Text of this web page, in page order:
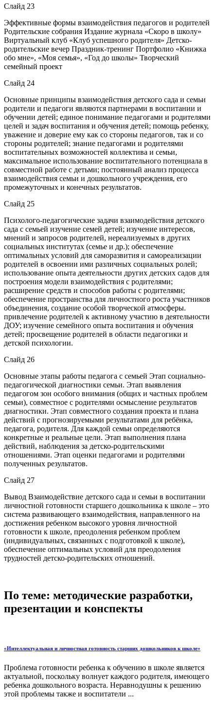
Слайд 23
Эффективные формы взаимодействия педагогов и родителей
Родительские собрания Издание журнала «Скоро в школу»
Виртуальный клуб «Клуб успешного родителя» Детско-
родительские вечер Праздник-тренинг Портфолио «Книжка
обо мне», «Моя семья», «Год до школы» Творческий
семейный проект
Слайд 24
Основные принципы взаимодействия детского сада и семьи
родители и педагоги являются партнерами в воспитании и
обучении детей; единое понимание педагогами и родителями
целей и задач воспитания и обучения детей; помощь ребенку,
уважение и доверие ему как со стороны педагогов, так и со
стороны родителей; знание педагогами и родителями
воспитательных возможностей коллектива и семьи,
максимальное использование воспитательного потенциала в
совместной работе с детьми; постоянный анализ процесса
взаимодействия семьи и дошкольного учреждения, его
промежуточных и конечных результатов.
Слайд 25
Психолого-педагогические задачи взаимодействия детского
сада с семьей изучение семей детей; изучение интересов,
мнений и запросов родителей, нереализуемых в других
социальных институтах (семье и др.); обеспечение
оптимальных условий для саморазвития и самореализации
родителей в освоении ими различных социальных ролей;
использование опыта деятельности других детских садов для
построения модели взаимодействия с родителями;
расширение средств и способов работы с родителями;
обеспечение пространства для личностного роста участников
объединения, создание особой творческой атмосферы.
привлечение родителей к активному участию в деятельности
ДОУ; изучение семейного опыта воспитания и обучения
детей; просвещение родителей в области педагогики и
детской психологии.
Слайд 26
Основные этапы работы педагога с семьей Этап социально-
педагогической диагностики семьи. Этап выявления
педагогом зон особого внимания (общих и частных проблем
семьи), совместное с родителями осмысление результатов
диагностики. Этап совместного создания проекта и плана
действий с прогнозируемыми результатами для ребёнка,
педагога, родителя. Для каждой семьи определяются
конкретные и реальные цели. Этап выполнения плана
действий, наблюдения за детско-родительскими
отношениями. Этап оценки педагогами и родителями
полученных результатов.
Слайд 27
Вывод Взаимодействие детского сада и семьи в воспитании
личностной готовности старшего дошкольника к школе – это
система развивающего взаимодействия, направленного на
достижения ребенком высокого уровня личностной
готовности к школе, преодоления ребенком проблем
(индивидуальных, связанных с подготовкой к школе),
обеспечение оптимальных условий для преодоления
трудностей детско-родительских отношений.
По теме: методические разработки,
презентации и конспекты
«Интеллектуальная и личностная готовность старших дошкольников к школе»
Проблема готовности ребенка к обучению в школе является
актуальной, поскольку волнует каждого родителя, имеющего
ребенка дошкольного возраста. Неравнодушны к решению
этой проблемы также и воспитатели ...